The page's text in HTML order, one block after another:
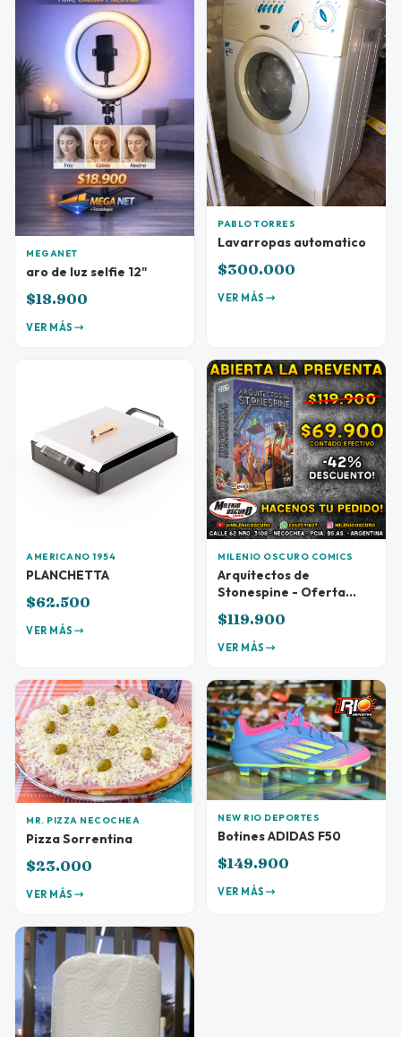
MEGANET
aro de luz selfie 12"
$18.900
VER MÁS
PABLO TORRES
Lavarropas automatico
$300.000
VER MÁS
AMERICANO 1954
PLANCHETTA
$62.500
VER MÁS
MILENIO OSCURO COMICS
Arquitectos de
Stonespine - Oferta
Preventa
$119.900
VER MÁS
MR. PIZZA NECOCHEA
Pizza Sorrentina
$23.000
VER MÁS
NEW RIO DEPORTES
Botines ADIDAS F50
$149.900
VER MÁS